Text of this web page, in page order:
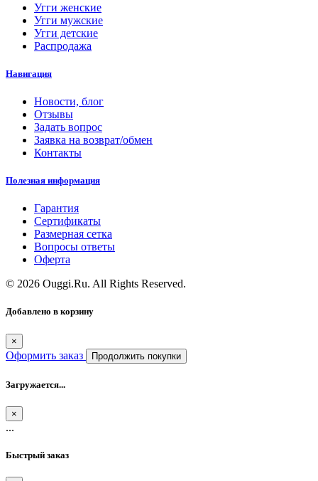
Угги женские
Угги мужские
Угги детские
Распродажа
Навигация
Новости, блог
Отзывы
Задать вопрос
Заявка на возврат/обмен
Контакты
Полезная информация
Гарантия
Сертификаты
Размерная сетка
Вопросы ответы
Оферта
© 2026 Ouggi.Ru. All Rights Reserved.
Добавлено в корзину
×
Оформить заказ Продолжить покупки
Загружается...
×
...
Быстрый заказ